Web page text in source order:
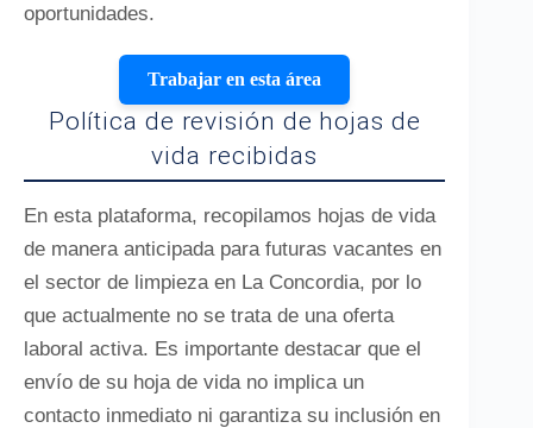
oportunidades.
Trabajar en esta área
Política de revisión de hojas de
vida recibidas
En esta plataforma, recopilamos hojas de vida
de manera anticipada para futuras vacantes en
el sector de limpieza en La Concordia, por lo
que actualmente no se trata de una oferta
laboral activa. Es importante destacar que el
envío de su hoja de vida no implica un
contacto inmediato ni garantiza su inclusión en